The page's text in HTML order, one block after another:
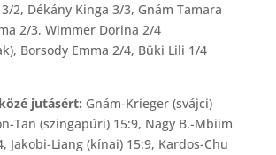
2, Dékány Kinga 3/3, Gnám Tamara
2/3, Wimmer Dorina 2/4
Borsody Emma 2/4, Büki Lili 1/4
jutásért: Gnám-Krieger (svájci)
Tan (szingapúri) 15:9, Nagy B.-Mbiim
Jakobi-Liang (kínai) 15:9, Kardos-Chu